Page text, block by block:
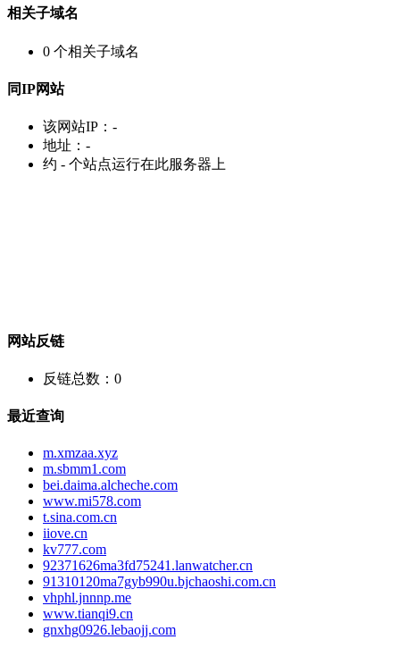
相关子域名
0 个相关子域名
同IP网站
该网站IP： -
地址： -
约 - 个站点运行在此服务器上
网站反链
反链总数： 0
最近查询
m.xmzaa.xyz
m.sbmm1.com
bei.daima.alcheche.com
www.mi578.com
t.sina.com.cn
iiove.cn
kv777.com
92371626ma3fd75241.lanwatcher.cn
91310120ma7gyb990u.bjchaoshi.com.cn
vhphl.jnnnp.me
www.tianqi9.cn
gnxhg0926.lebaojj.com